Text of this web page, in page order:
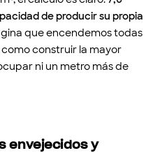
de producir su propia
que encendemos todas
como construir la mayor
ni un metro más de
envejecidos y